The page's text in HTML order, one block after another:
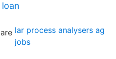
lar process analysers ag
jobs